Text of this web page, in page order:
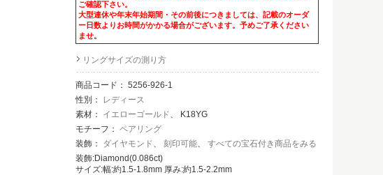
ご確認下さい。
大型連休や年末年始期間・その前後につきましては、記載のオーダ
ー日数よりお時間がかかる場合がございます。予めご了承ください
ませ。
リングサイズの測り方
商品コード： 5256-926-1
性別：
レディース
素材： イエローゴールド、 K18YG
モチーフ： ペアリング
装飾： ダイヤモンド、 刻印可能、 すべての宝石付き商品をみる
装飾:Diamond(0.086ct)
サイズ:幅:約1.5-1.8mm 厚み:約1.5-2.2mm